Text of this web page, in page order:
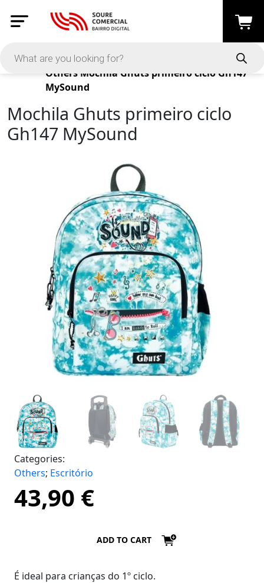
Products
Others Mochila Ghuts primeiro ciclo Gh147
MySound
Mochila Ghuts primeiro ciclo
Gh147 MySound
Categories:
Others; Escritório
43,90 €
ADD TO CART
É ideal para crianças do 1º ciclo.